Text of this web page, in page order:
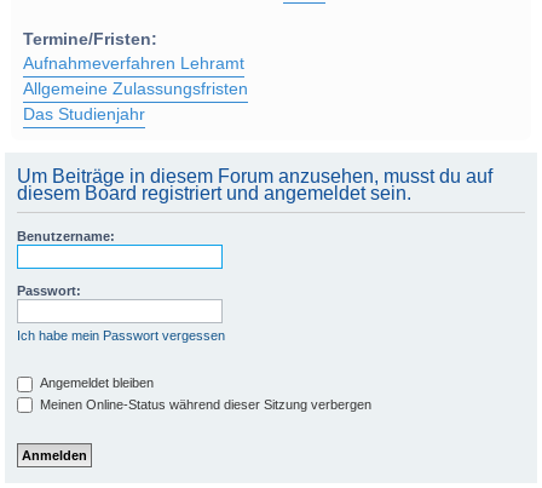
Termine/Fristen:
Aufnahmeverfahren Lehramt
Allgemeine Zulassungsfristen
Das Studienjahr
Um Beiträge in diesem Forum anzusehen, musst du auf
diesem Board registriert und angemeldet sein.
Benutzername:
Passwort:
Ich habe mein Passwort vergessen
Angemeldet bleiben
Meinen Online-Status während dieser Sitzung verbergen